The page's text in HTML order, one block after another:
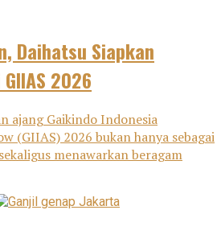
Daihatsu Siapkan
2026
ajang Gaikindo Indonesia
(GIIAS) 2026 bukan hanya sebagai
menawarkan beragam